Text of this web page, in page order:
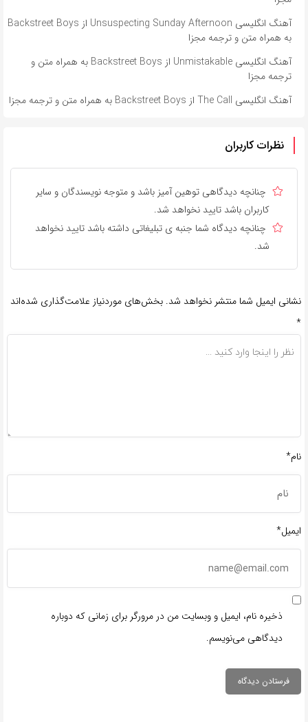
آهنگ انگلیسی Unsuspecting Sunday Afternoon از Backstreet Boys
به همراه متن و ترجمه مجزا
آهنگ انگلیسی Unmistakable از Backstreet Boys به همراه متن و
ترجمه مجزا
آهنگ انگلیسی The Call از Backstreet Boys به همراه متن و ترجمه مجزا
نظرات کاربران
چنانچه دیدگاهی توهین آمیز باشد و متوجه نویسندگان و سایر
کاربران باشد تایید نخواهد شد.
چنانچه دیدگاه شما جنبه ی تبلیغاتی داشته باشد تایید نخواهد
شد.
نشانی ایمیل شما منتشر نخواهد شد. بخش‌های موردنیاز علامت‌گذاری شده‌اند
*
نام*
ایمیل*
ذخیره نام، ایمیل و وبسایت من در مرورگر برای زمانی که دوباره
دیدگاهی می‌نویسم.